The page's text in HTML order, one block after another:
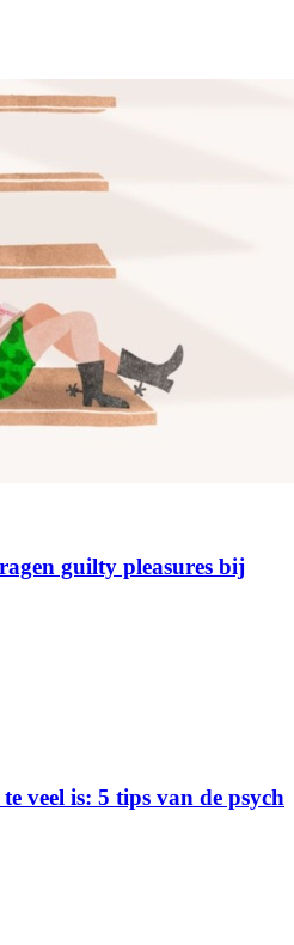
guilty pleasures bij
veel is: 5 tips van de psych